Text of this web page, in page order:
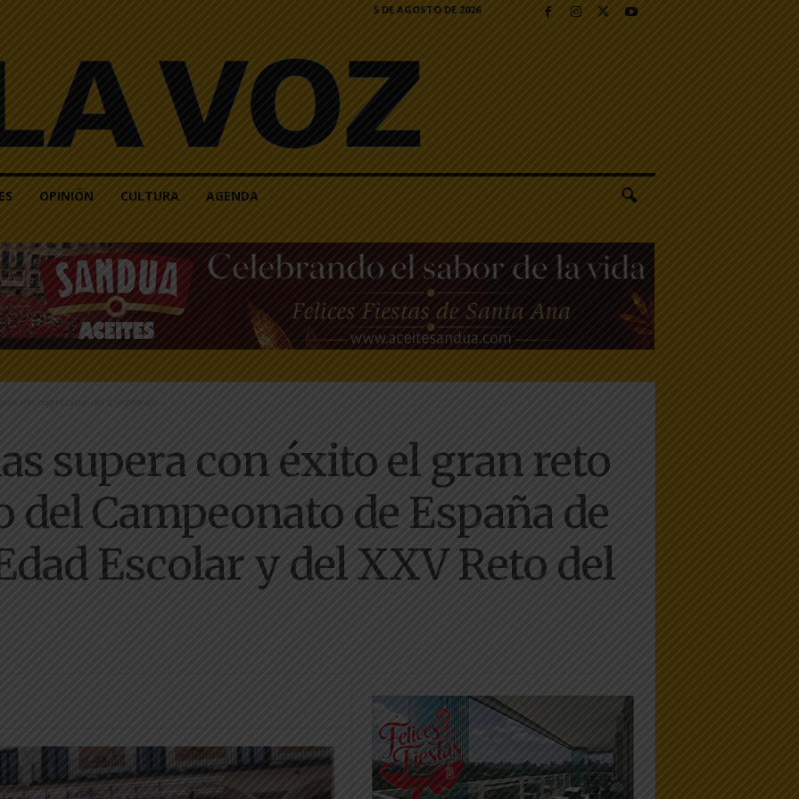
5 DE AGOSTO DE 2026
OPINIÓN CULTURA AGENDA
reto organizativo del Campeonato...
supera con éxito el gran reto
Campeonato de España de
Escolar y del XXV Reto del